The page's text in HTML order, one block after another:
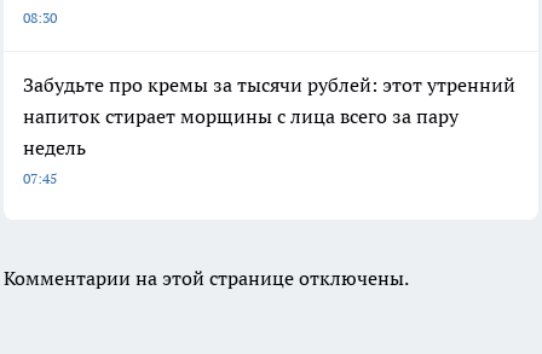
08:30
Забудьте про кремы за тысячи рублей: этот утренний
напиток стирает морщины с лица всего за пару
недель
07:45
Комментарии на этой странице отключены.